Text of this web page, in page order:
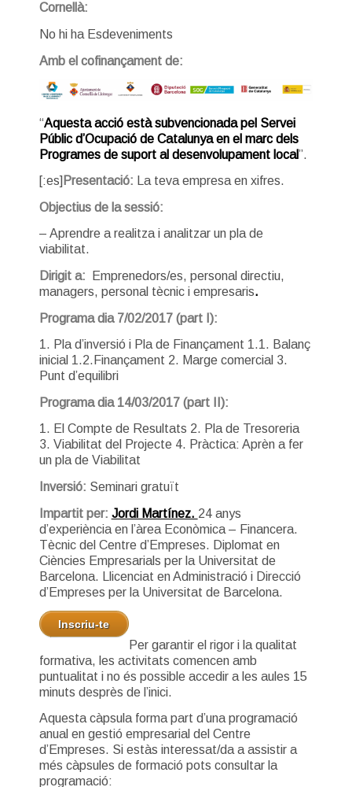
Cornellà:
No hi ha Esdeveniments
Amb el cofinançament de:
“Aquesta acció està subvencionada pel Servei
Públic d’Ocupació de Catalunya en el marc dels
Programes de suport al desenvolupament local”.
[:es] Presentació:
La teva empresa en xifres.
Objectius de la sessió:
– Aprendre a realitza i analitzar un pla de
viabilitat.
Dirigit a:
Emprenedors/es, personal directiu,
managers, personal tècnic i empresaris.
Programa dia 7/02/2017 (part I):
1. Pla d’inversió i Pla de Finançament 1.1. Balanç
inicial 1.2.Finançament 2. Marge comercial 3.
Punt d’equilibri
Programa dia 14/03/2017 (part II):
1. El Compte de Resultats 2. Pla de Tresoreria
3. Viabilitat del Projecte 4. Pràctica: Aprèn a fer
un pla de Viabilitat
Inversió: Seminari gratuït
Impartit per: Jordi Martínez. 24 anys
d’experiència en l’àrea Econòmica – Financera.
Tècnic del Centre d’Empreses. Diplomat en
Ciències Empresarials per la Universitat de
Barcelona. Llicenciat en Administració i Direcció
d’Empreses per la Universitat de Barcelona.
Inscriu-te
Per garantir el rigor i la qualitat
formativa, les activitats comencen amb
puntualitat i no és possible accedir a les aules 15
minuts desprès de l’inici.
Aquesta càpsula forma part d’una programació
anual en gestió empresarial del Centre
d’Empreses. Si estàs interessat/da a assistir a
més càpsules de formació pots consultar la
programació: